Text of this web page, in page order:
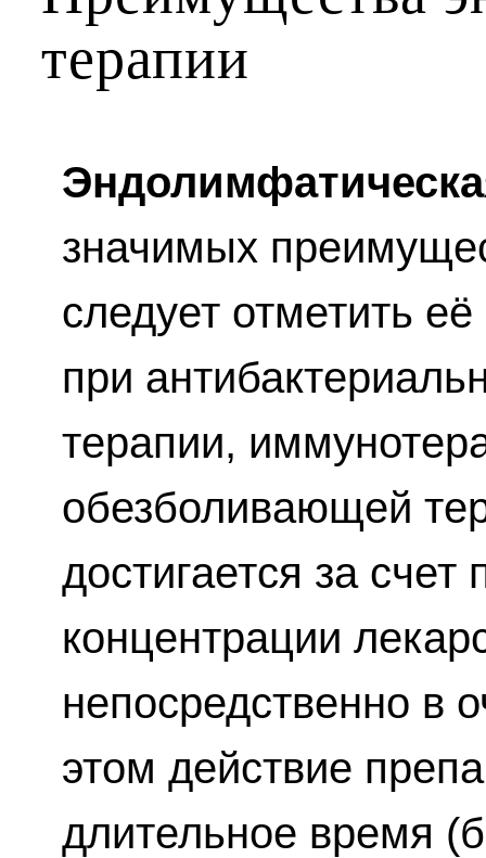
терапии
значимых
следует отметить
при
терапии,
обезболивающей
достигается за
концентрации
непосредственно в
этом действие
длительное время